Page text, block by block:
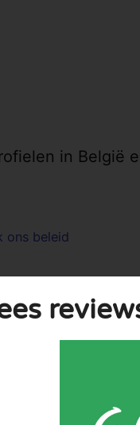
in België
ons beleid
Vereiste